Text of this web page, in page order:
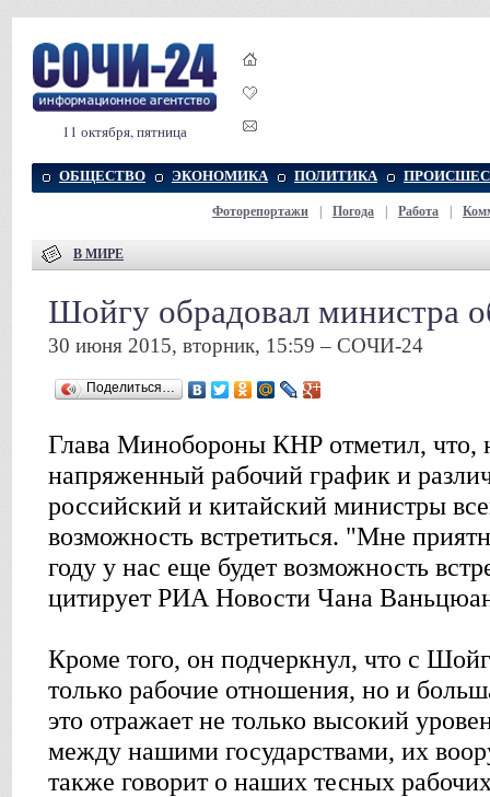
11 октября, пятница
ОБЩЕСТВО ЭКОНОМИКА ПОЛИТИКА
Фоторепортажи Погода Работа
В МИРЕ
Шойгу обрадовал министра
30 июня 2015, вторник, 15:59 – СОЧИ-24
Поделиться…
Глава Минобороны КНР отметил, что,
напряженный рабочий график и
российский и китайский министры
возможность встретиться. "Мне
году у нас еще будет возможность
цитирует РИА Новости Чана
Кроме того, он подчеркнул, что с
только рабочие отношения, но и
это отражает не только высокий
между нашими государствами, их
также говорит о наших тесных